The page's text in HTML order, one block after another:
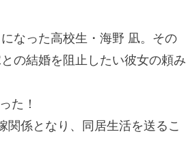
なった高校生・海野 凪。その
の結婚を阻止したい彼女の頼み
た！
係となり、同居生活を送るこ